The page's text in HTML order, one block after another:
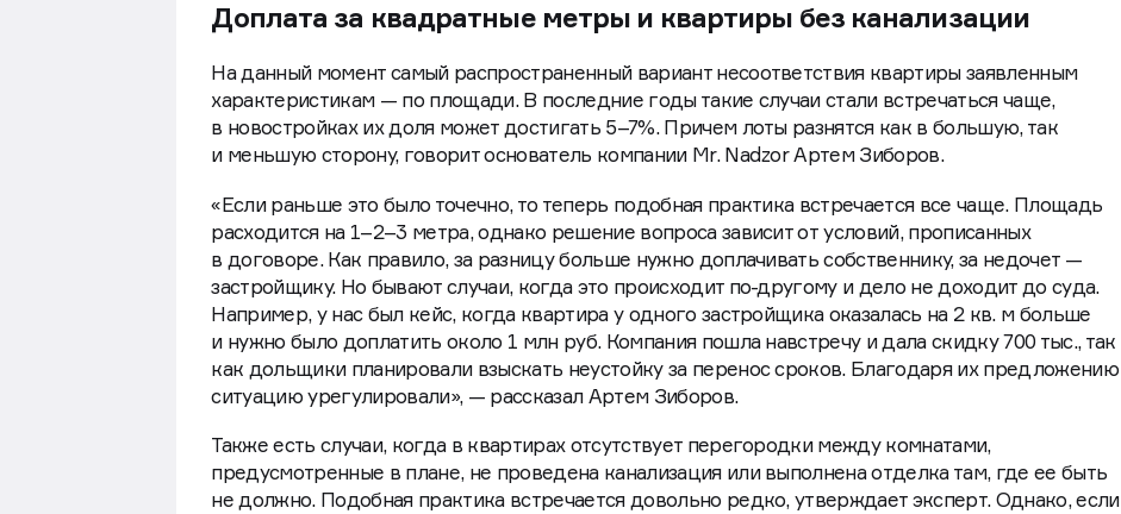
Доплата за квадратные метры и квартиры без канализации
На данный момент самый распространенный вариант несоответствия квартиры заявленным
характеристикам — по площади. В последние годы такие случаи стали встречаться чаще,
в новостройках их доля может достигать 5–7%. Причем лоты разнятся как в большую, так
и меньшую сторону, говорит основатель компании Mr. Nadzor Артем Зиборов.
«Если раньше это было точечно, то теперь подобная практика встречается все чаще. Площадь
расходится на 1–2–3 метра, однако решение вопроса зависит от условий, прописанных
в договоре. Как правило, за разницу больше нужно доплачивать собственнику, за недочет —
застройщику. Но бывают случаи, когда это происходит по-другому и дело не доходит до суда.
Например, у нас был кейс, когда квартира у одного застройщика оказалась на 2 кв. м больше
и нужно было доплатить около 1 млн руб. Компания пошла навстречу и дала скидку 700 тыс., так
как дольщики планировали взыскать неустойку за перенос сроков. Благодаря их предложению
ситуацию урегулировали», — рассказал Артем Зиборов.
Также есть случаи, когда в квартирах отсутствует перегородки между комнатами,
предусмотренные в плане, не проведена канализация или выполнена отделка там, где ее быть
не должно. Подобная практика встречается довольно редко, утверждает эксперт. Однако, если